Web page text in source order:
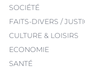
SOCIÉTÉ
FAITS-DIVERS /
CULTURE & LOISIRS
ECONOMIE
SANTÉ